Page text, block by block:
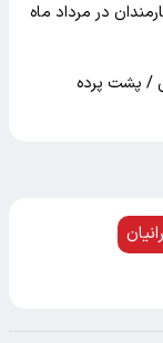
در مرداد ماه
/ پشت پرده